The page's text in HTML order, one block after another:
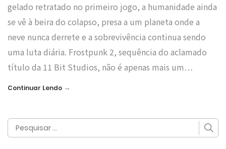
gelado retratado no primeiro jogo, a humanidade ainda
se vê à beira do colapso, presa a um planeta onde a
neve nunca derrete e a sobrevivência continua sendo
uma luta diária. Frostpunk 2, sequência do aclamado
título da 11 Bit Studios, não é apenas mais um…
Continuar Lendo →